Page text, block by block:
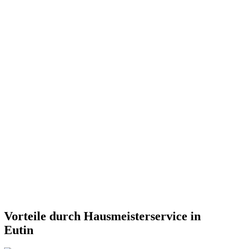
Vorteile durch Hausmeisterservice in
Eutin